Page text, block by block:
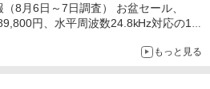
8月6日～7日調査） お盆セール、
円、水平周波数24.8kHz対応の17
もっと見る